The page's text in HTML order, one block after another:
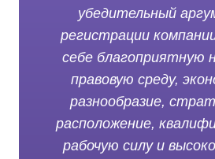
убедительный
регистрации
себе благоприятную
правовую среду,
разнообразие,
расположение,
рабочую силу и